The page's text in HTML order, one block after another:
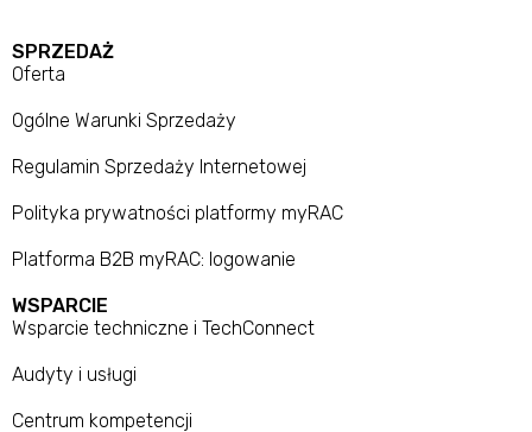
SPRZEDAŻ
Oferta
Ogólne Warunki Sprzedaży
Regulamin Sprzedaży Internetowej
Polityka prywatności platformy myRAC
Platforma B2B myRAC: logowanie
WSPARCIE
Wsparcie techniczne i TechConnect
Audyty i usługi
Centrum kompetencji